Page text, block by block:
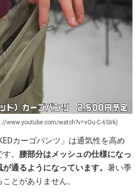
www.youtube.com/watch?v=vOu-C-6SIrk)
カーゴパンツ」は通気性を高め
。 腰部分はメッシュの仕様になっ
通るようになっています。 暑い季
とがありません。